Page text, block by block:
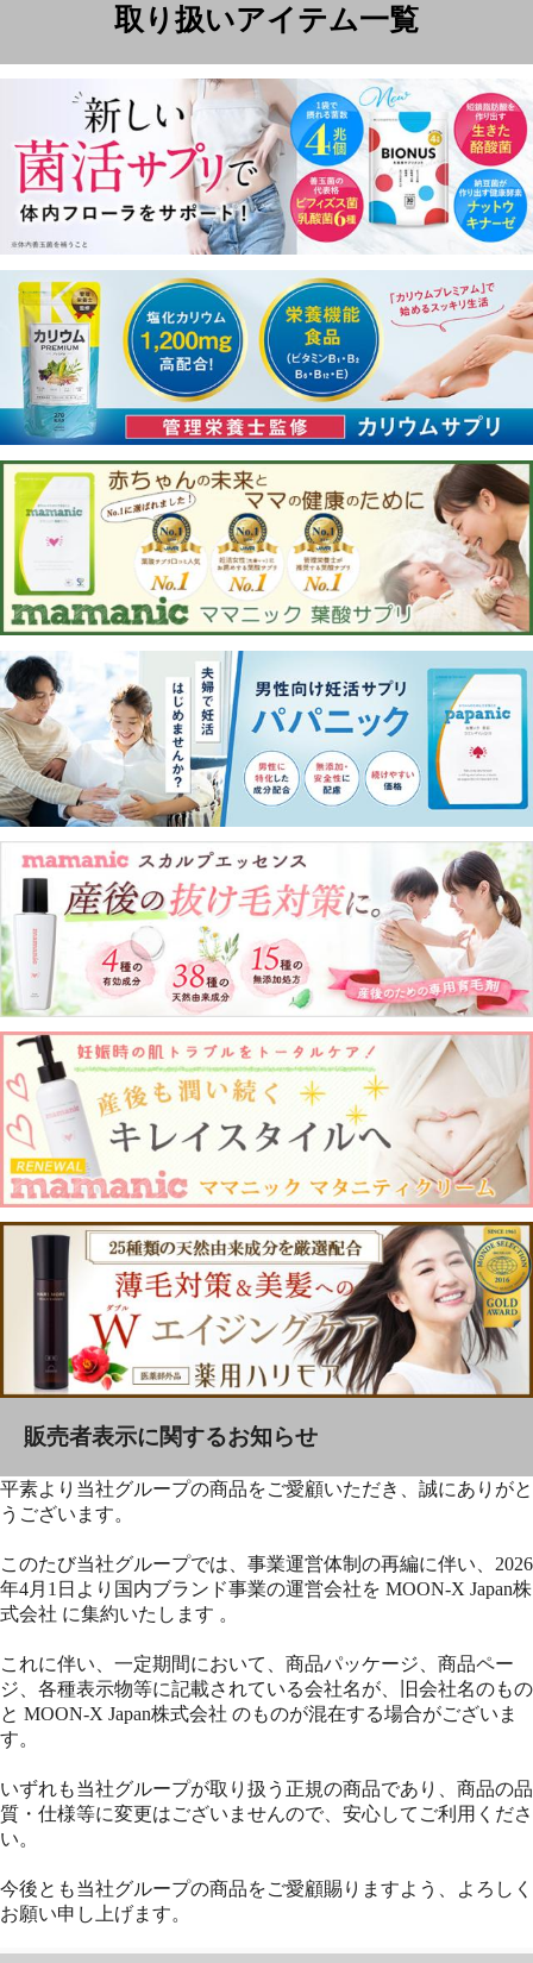
販売者表示に関するお知らせ
平素より当社グループの商品をご愛顧いただき、誠にありがと
うございます。
このたび当社グループでは、事業運営体制の再編に伴い、2026
年4月1日より国内ブランド事業の運営会社を MOON-X Japan株
式会社 に集約いたします 。
これに伴い、一定期間において、商品パッケージ、商品ペー
ジ、各種表示物等に記載されている会社名が、旧会社名のもの
と MOON-X Japan株式会社 のものが混在する場合がございま
す。
いずれも当社グループが取り扱う正規の商品であり、商品の品
質・仕様等に変更はございませんので、安心してご利用くださ
今後とも当社グループの商品をご愛顧賜りますよう、よろしく
お願い申し上げます。